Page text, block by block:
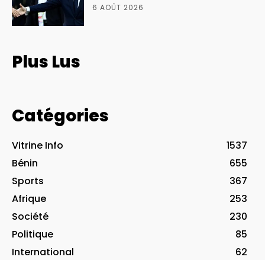
6 AOÛT 2026
Plus Lus
Catégories
Vitrine Info
1537
Bénin
655
Sports
367
Afrique
253
Société
230
Politique
85
International
62